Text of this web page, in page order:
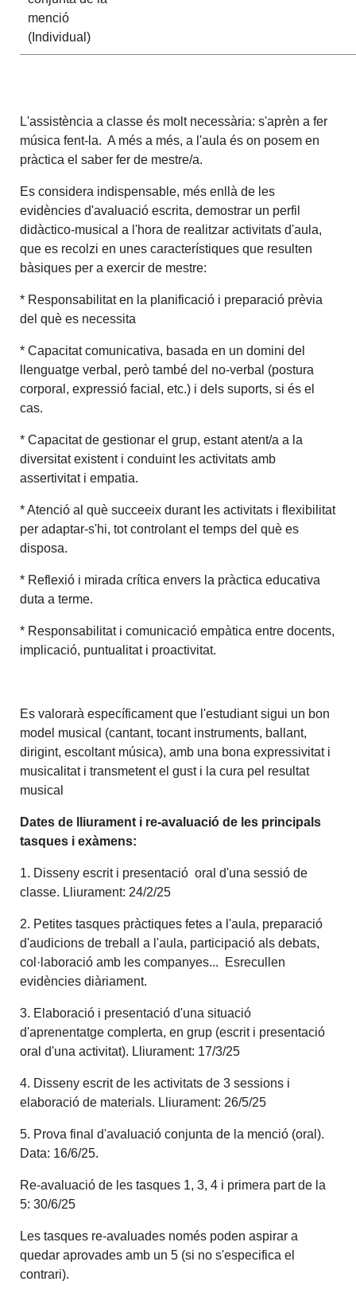
menció
(Individual)
L'assistència a classe és molt necessària: s'aprèn a fer
música fent-la. A més a més, a l'aula és on posem en
pràctica el saber fer de mestre/a.
Es considera indispensable, més enllà de les
evidències d'avaluació escrita, demostrar un perfil
didàctico-musical a l'hora de realitzar activitats d'aula,
que es recolzi en unes característiques que resulten
bàsiques per a exercir de mestre:
* Responsabilitat en la planificació i preparació prèvia
del què es necessita
* Capacitat comunicativa, basada en un domini del
llenguatge verbal, però també del no-verbal (postura
corporal, expressió facial, etc.) i dels suports, si és el
cas.
* Capacitat de gestionar el grup, estant atent/a a la
diversitat existent i conduint les activitats amb
assertivitat i empatia.
* Atenció al què succeeix durant les activitats i flexibilitat
per adaptar-s'hi, tot controlant el temps del què es
disposa.
* Reflexió i mirada crítica envers la pràctica educativa
duta a terme.
* Responsabilitat i comunicació empàtica entre docents,
implicació, puntualitat i proactivitat.
Es valorarà específicament que l'estudiant sigui un bon
model musical (cantant, tocant instruments, ballant,
dirigint, escoltant música), amb una bona expressivitat i
musicalitat i transmetent el gust i la cura pel resultat
musical
Dates de lliurament i re-avaluació de les principals
tasques i exàmens:
1. Disseny escrit i presentació oral d'una sessió de
classe. Lliurament: 24/2/25
2. Petites tasques pràctiques fetes a l'aula, preparació
d'audicions de treball a l'aula, participació als debats,
col·laboració amb les companyes... Esrecullen
evidències diàriament.
3. Elaboració i presentació d'una situació
d'aprenentatge complerta, en grup (escrit i presentació
oral d'una activitat). Lliurament: 17/3/25
4. Disseny escrit de les activitats de 3 sessions i
elaboració de materials. Lliurament: 26/5/25
5. Prova final d'avaluació conjunta de la menció (oral).
Data: 16/6/25.
Re-avaluació de les tasques 1, 3, 4 i primera part de la
5: 30/6/25
Les tasques re-avaluades només poden aspirar a
quedar aprovades amb un 5 (si no s'especifica el
contrari).